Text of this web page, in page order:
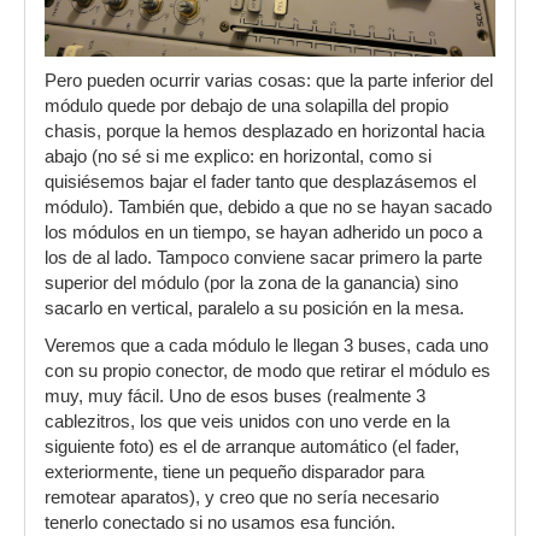
Pero pueden ocurrir varias cosas: que la parte inferior del
módulo quede por debajo de una solapilla del propio
chasis, porque la hemos desplazado en horizontal hacia
abajo (no sé si me explico: en horizontal, como si
quisiésemos bajar el fader tanto que desplazásemos el
módulo). También que, debido a que no se hayan sacado
los módulos en un tiempo, se hayan adherido un poco a
los de al lado. Tampoco conviene sacar primero la parte
superior del módulo (por la zona de la ganancia) sino
sacarlo en vertical, paralelo a su posición en la mesa.
Veremos que a cada módulo le llegan 3 buses, cada uno
con su propio conector, de modo que retirar el módulo es
muy, muy fácil. Uno de esos buses (realmente 3
cablezitros, los que veis unidos con uno verde en la
siguiente foto) es el de arranque automático (el fader,
exteriormente, tiene un pequeño disparador para
remotear aparatos), y creo que no sería necesario
tenerlo conectado si no usamos esa función.